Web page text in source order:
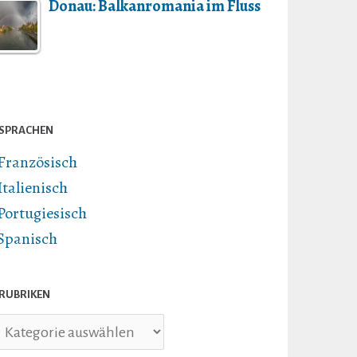
Donau: Balkanromania im Fluss